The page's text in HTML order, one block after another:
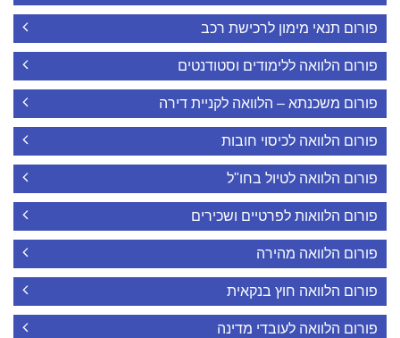
פורום תנאי מימון לרכישת רכב
פורום הלוואה ללימודים וסטודנטים
פורום משכנתא – הלוואה לקניית דירה
פורום הלוואה לכיסוי חובות
פורום הלוואה לטיול בחו"ל
פורום הלוואות לפרטיים ושכירים
פורום הלוואה מהירה
פורום הלוואה חוץ בנקאית
פורום הלוואה לעובדי מדינה